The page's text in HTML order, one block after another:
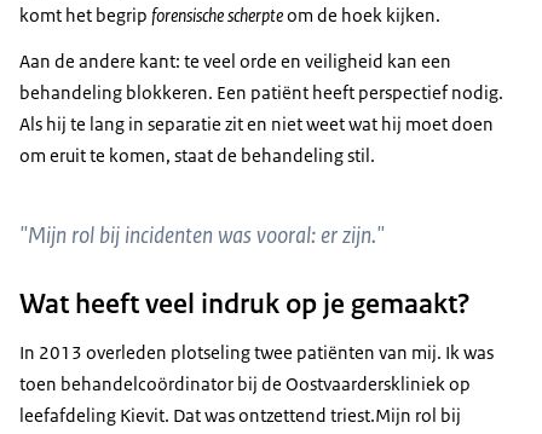
komt het begrip forensische scherpteom de hoek kijken.
Aan de andere kant: te veel orde en veiligheid kan een
behandeling blokkeren. Een patiënt heeft perspectief nodig.
Als hij te lang in separatie zit en niet weet wat hij moet doen
om eruit te komen, staat de behandeling stil.
"Mijn rol bij incidenten was vooral: er zijn."
Wat heeft veel indruk op je gemaakt?
In 2013 overleden plotseling twee patiënten van mij. Ik was
toen behandelcoördinator bij de Oostvaarderskliniek op
leefafdeling Kievit. Dat was ontzettend triest.Mijn rol bij